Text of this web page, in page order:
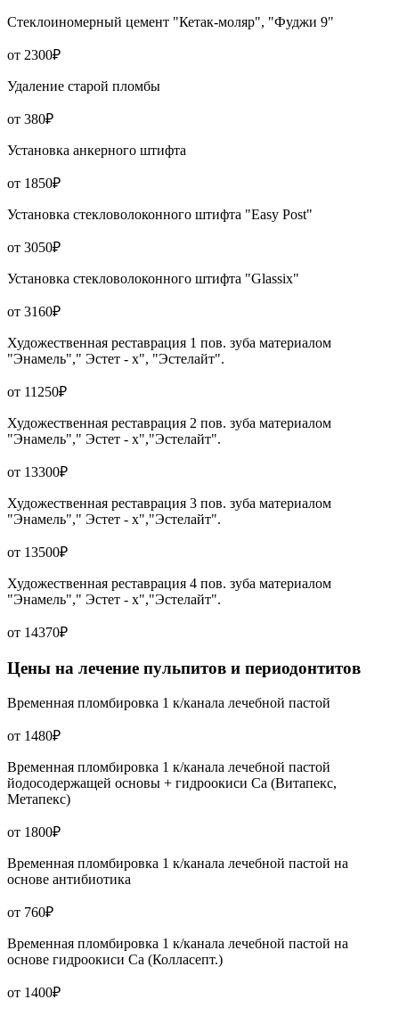
Стеклоиномерный цемент "Кетак-моляр", "Фуджи 9"
от 2300₽
Удаление старой пломбы
от 380₽
Установка анкерного штифта
от 1850₽
Установка стекловолоконного штифта "Easy Post"
от 3050₽
Установка стекловолоконного штифта "Glassix"
от 3160₽
Художественная реставрация 1 пов. зуба материалом
"Энамель"," Эстет - х", "Эстелайт".
от 11250₽
Художественная реставрация 2 пов. зуба материалом
"Энамель"," Эстет - х","Эстелайт".
от 13300₽
Художественная реставрация 3 пов. зуба материалом
"Энамель"," Эстет - х","Эстелайт".
от 13500₽
Художественная реставрация 4 пов. зуба материалом
"Энамель"," Эстет - х","Эстелайт".
от 14370₽
Цены на лечение пульпитов и периодонтитов
Временная пломбировка 1 к/канала лечебной пастой
от 1480₽
Временная пломбировка 1 к/канала лечебной пастой
йодосодержащей основы + гидроокиси Са (Витапекс,
Метапекс)
от 1800₽
Временная пломбировка 1 к/канала лечебной пастой на
основе антибиотика
от 760₽
Временная пломбировка 1 к/канала лечебной пастой на
основе гидроокиси Са (Колласепт.)
от 1400₽